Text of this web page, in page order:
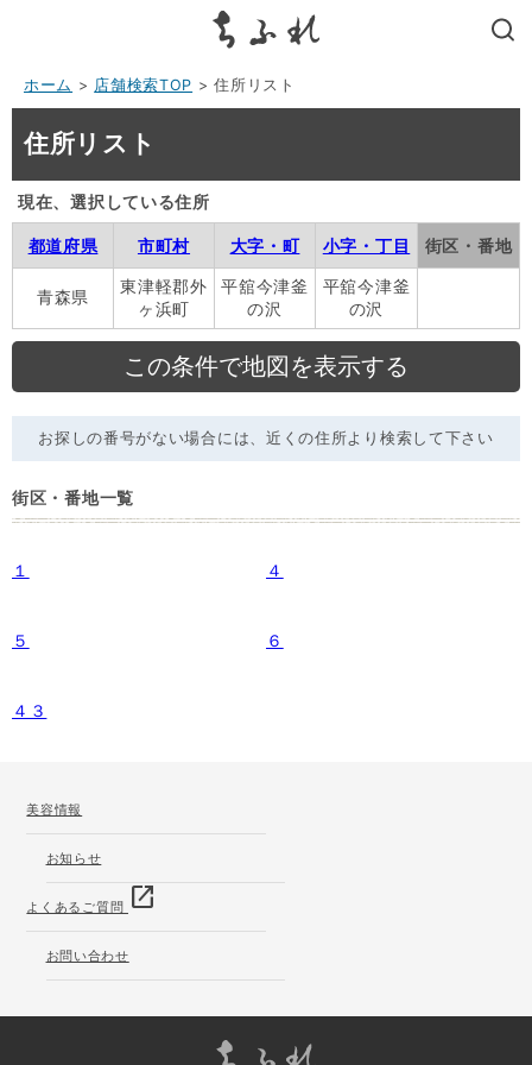
ホーム > 店舗検索TOP > 住所リスト
住所リスト
現在、選択している住所
都道府県 市町村 大字・町 小字・丁目 街区・番地
青森県
東津軽郡外
ヶ浜町
平舘今津釜
の沢
平舘今津釜
の沢
お探しの番号がない場合には、近くの住所より検索して下さい
街区・番地一覧
１ ４
５ ６
４３
美容情報
お知らせ
よくあるご質問 open_in_new
お問い合わせ